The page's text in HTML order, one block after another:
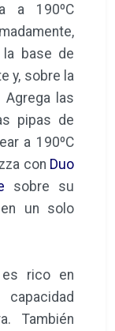
a 190ºC
la base de
y, sobre la
Agrega las
pipas de
a 190ºC
con Duo
sobre su
un solo
rico en
También